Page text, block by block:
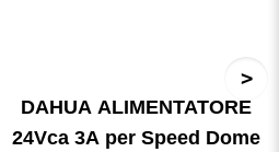
DAHUA ALIMENTATORE
24Vca 3A per Speed Dome